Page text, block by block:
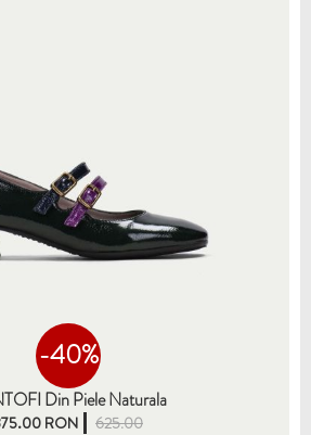
-40%
Din Piele Naturala
RON
625.00